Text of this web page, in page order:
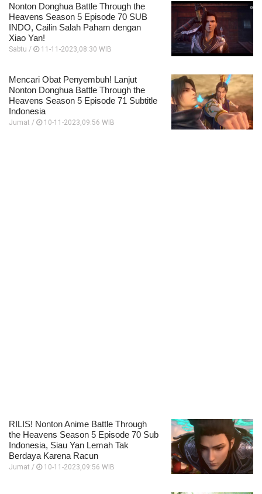
Nonton Donghua Battle Through the
Heavens Season 5 Episode 70 SUB
INDO, Cailin Salah Paham dengan
Xiao Yan!
Sabtu / 11-11-2023,08:30 WIB
Mencari Obat Penyembuh! Lanjut
Nonton Donghua Battle Through the
Heavens Season 5 Episode 71 Subtitle
Indonesia
Jumat / 10-11-2023,09:56 WIB
RILIS! Nonton Anime Battle Through
the Heavens Season 5 Episode 70 Sub
Indonesia, Siau Yan Lemah Tak
Berdaya Karena Racun
Jumat / 10-11-2023,09:56 WIB